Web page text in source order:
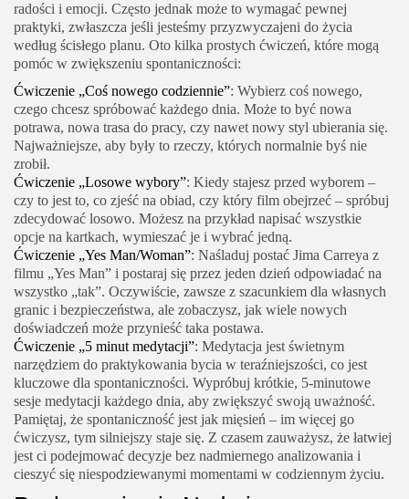
radości i emocji. Często jednak może to wymagać pewnej
praktyki, zwłaszcza jeśli jesteśmy przyzwyczajeni do życia
według ścisłego planu. Oto kilka prostych ćwiczeń, które mogą
pomóc w zwiększeniu spontaniczności:
Ćwiczenie „Coś nowego codziennie”: Wybierz coś nowego,
czego chcesz spróbować każdego dnia. Może to być nowa
potrawa, nowa trasa do pracy, czy nawet nowy styl ubierania się.
Najważniejsze, aby były to rzeczy, których normalnie byś nie
zrobił.
Ćwiczenie „Losowe wybory”: Kiedy stajesz przed wyborem –
czy to jest to, co zjeść na obiad, czy który film obejrzeć – spróbuj
zdecydować losowo. Możesz na przykład napisać wszystkie
opcje na kartkach, wymieszać je i wybrać jedną.
Ćwiczenie „Yes Man/Woman”: Naśladuj postać Jima Carreya z
filmu „Yes Man” i postaraj się przez jeden dzień odpowiadać na
wszystko „tak”. Oczywiście, zawsze z szacunkiem dla własnych
granic i bezpieczeństwa, ale zobaczysz, jak wiele nowych
doświadczeń może przynieść taka postawa.
Ćwiczenie „5 minut medytacji”: Medytacja jest świetnym
narzędziem do praktykowania bycia w teraźniejszości, co jest
kluczowe dla spontaniczności. Wypróbuj krótkie, 5-minutowe
sesje medytacji każdego dnia, aby zwiększyć swoją uważność.
Pamiętaj, że spontaniczność jest jak mięsień – im więcej go
ćwiczysz, tym silniejszy staje się. Z czasem zauważysz, że łatwiej
jest ci podejmować decyzje bez nadmiernego analizowania i
cieszyć się niespodziewanymi momentami w codziennym życiu.